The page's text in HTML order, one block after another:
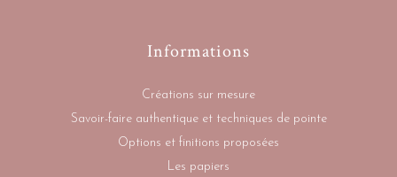
Informations
Créations sur mesure
Savoir-faire authentique et techniques de pointe
Options et finitions proposées
Les papiers